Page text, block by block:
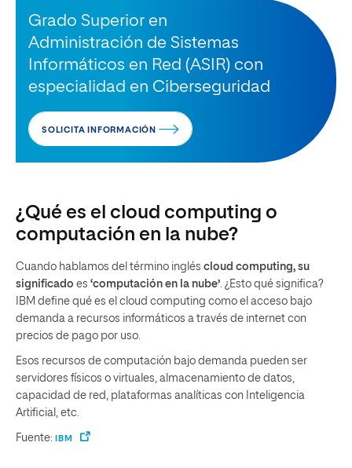
Grado Superior en
Administración de Sistemas
Informáticos en Red (ASIR) con
especialidad en Ciberseguridad
SOLICITA INFORMACIÓN
¿Qué es el cloud computing o
computación en la nube?
Cuando hablamos del término inglés cloud computing, su
significado es ‘computación en la nube’. ¿Esto qué significa?
IBM define qué es el cloud computing como el acceso bajo
demanda a recursos informáticos a través de internet con
precios de pago por uso.
Esos recursos de computación bajo demanda pueden ser
servidores físicos o virtuales, almacenamiento de datos,
capacidad de red, plataformas analíticas con Inteligencia
Artificial, etc.
Fuente: IBM